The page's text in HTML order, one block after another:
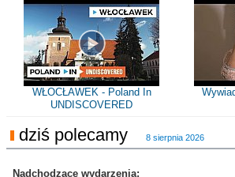
WŁOCŁAWEK - Poland In
UNDISCOVERED
dziś polecamy 8 sierpnia 2026
Nadchodzące wydarzenia: